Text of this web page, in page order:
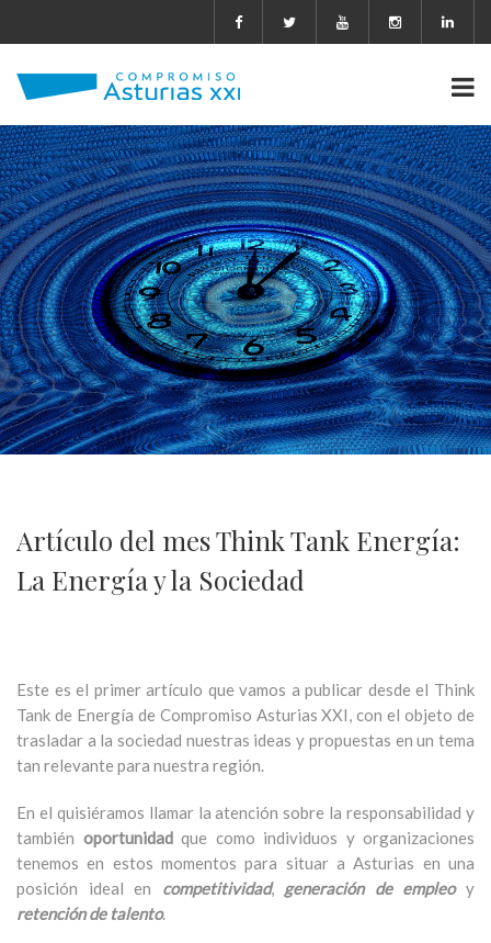
Artículo del mes Think Tank Energía:
La Energía y la Sociedad
Este es el primer artículo que vamos a publicar desde el Think
Tank de Energía de Compromiso Asturias XXI, con el objeto de
trasladar a la sociedad nuestras ideas y propuestas en un tema
tan relevante para nuestra región.
En el quisiéramos llamar la atención sobre la responsabilidad y
también oportunidadque como individuos y organizaciones
tenemos en estos momentos para situar a Asturias en una
posición ideal en competitividad, generación de empleoy
retención de talento.